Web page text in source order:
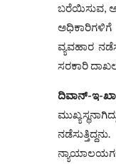
ಬರೆಯಿಸುವ,
ವ್ಯವಹಾರ
ಸರಕಾರಿ
ದಿವಾನ್-ಇ-